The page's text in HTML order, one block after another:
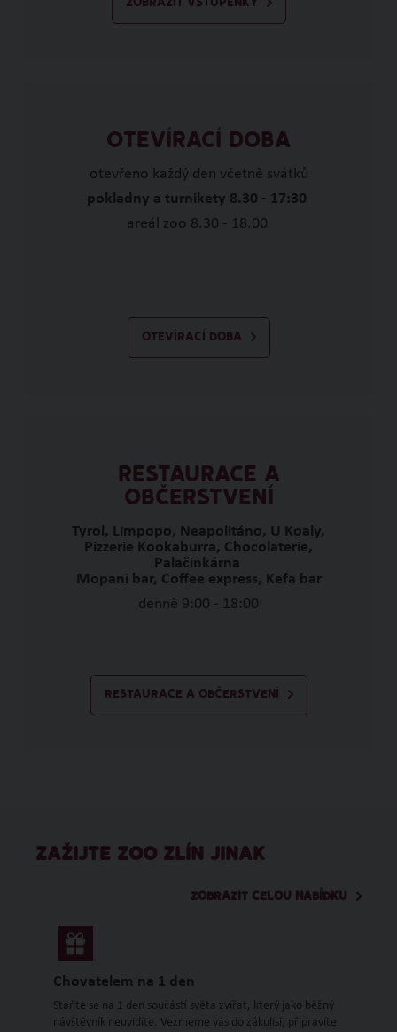
ZOBRAZIT VSTUPENKY
OTEVÍRACÍ DOBA
otevřeno každý den včetně svátků
pokladny a turnikety 8.30 - 17:30
areál zoo 8.30 - 18.00
OTEVÍRACÍ DOBA
RESTAURACE A
OBČERSTVENÍ
Tyrol, Limpopo, Neapolitáno, U Koaly,
Pizzerie Kookaburra, Chocolaterie,
Palačinkárna
Mopani bar, Coffee express, Kefa bar
denně 9:00 - 18:00
RESTAURACE A OBČERSTVENÍ
ZAŽIJTE ZOO ZLÍN JINAK
ZOBRAZIT CELOU NABÍDKU
Chovatelem na 1 den
Staňte se na 1 den součástí světa zvířat, který jako běžný
návštěvník neuvidíte. Vezmeme vás do zákulisí, připravíte